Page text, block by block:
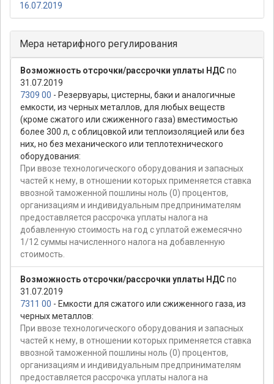
16.07.2019
Мера нетарифного регулирования
Возможность отсрочки/рассрочки уплаты НДС по
31.07.2019
7309 00 - Резервуары, цистерны, баки и аналогичные
емкости, из черных металлов, для любых веществ
(кроме сжатого или сжиженного газа) вместимостью
более 300 л, с облицовкой или теплоизоляцией или без
них, но без механического или теплотехнического
оборудования:
При ввозе технологического оборудования и запасных
частей к нему, в отношении которых применяется ставка
ввозной таможенной пошлины ноль (0) процентов,
организациям и индивидуальным предпринимателям
предоставляется рассрочка уплаты налога на
добавленную стоимость на год с уплатой ежемесячно
1/12 суммы начисленного налога на добавленную
стоимость.
Возможность отсрочки/рассрочки уплаты НДС по
31.07.2019
7311 00 - Емкости для сжатого или сжиженного газа, из
черных металлов:
При ввозе технологического оборудования и запасных
частей к нему, в отношении которых применяется ставка
ввозной таможенной пошлины ноль (0) процентов,
организациям и индивидуальным предпринимателям
предоставляется рассрочка уплаты налога на